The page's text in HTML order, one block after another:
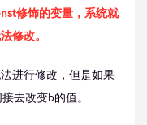
修饰的变量，系统就
修改。
进行修改，但是如果
去改变b的值。